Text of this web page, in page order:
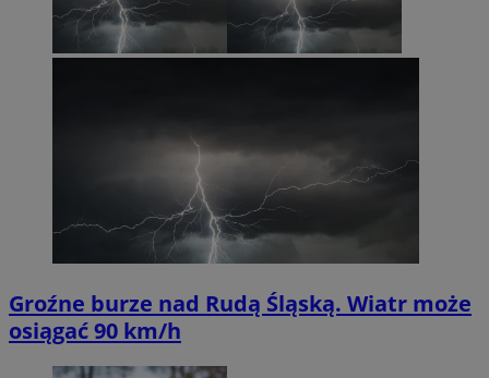
Groźne burze nad Rudą Śląską. Wiatr może
osiągać 90 km/h